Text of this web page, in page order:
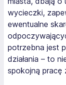
wycieczki,
ewentualne
potrzebna jest
działania – to
spokojną pracę